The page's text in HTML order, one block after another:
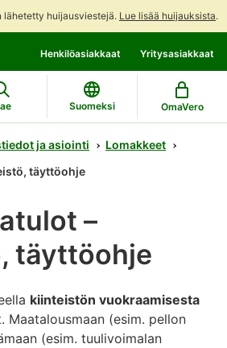
lähetetty huijausviestejä. Lue lisää huijauksista.
suoraan
sisältöön
koko
sivuston
hakuun
Henkilöasiakkaat Yritysasiakkaat
Suomeksi OmaVero
ja asiointi
Lomakkeet
täyttöohje
–
täyttöohje
kiinteistön vuokraamisesta
Maatalousmaan (esim. pellon
(esim. tuulivoimalan